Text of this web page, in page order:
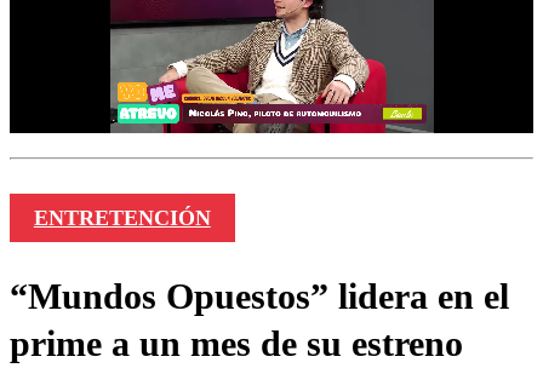
ENTRETENCIÓN
“Mundos Opuestos” lidera en el
prime a un mes de su estreno